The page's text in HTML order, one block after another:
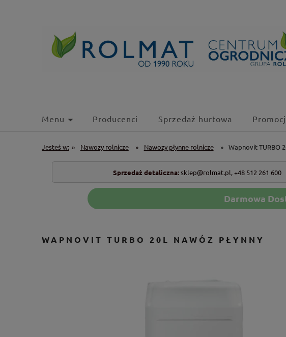
Menu Producenci Sprzedaż hurtowa
Jesteś w: » Nawozy rolnicze » Nawozy płynne rolnicze » Wapnovit TURBO
Sprzedaż detaliczna: sklep@rolmat.pl, +48 512 261 600
Darmowa
WAPNOVIT TURBO 20L NAWÓZ PŁYNNY